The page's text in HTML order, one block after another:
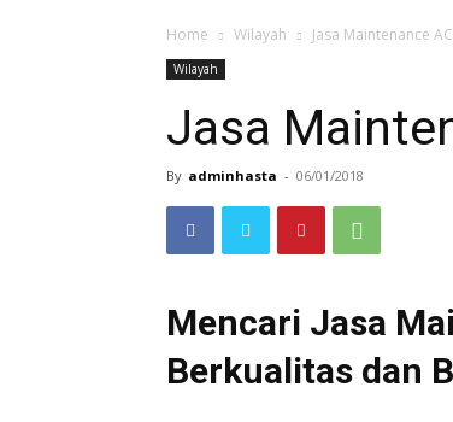
Home Wilayah Jasa Maintenance
Wilayah
Jasa
By adminhasta - 06/01/2018
Mencari Jasa
Berkualitas dan